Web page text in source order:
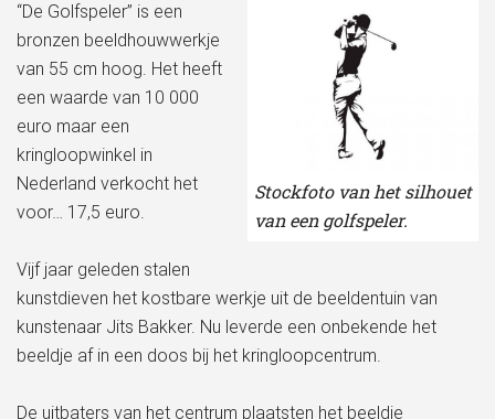
Stockfoto van het silhouet
van een golfspeler.
“De Golfspeler” is een
bronzen beeldhouwwerkje
van 55 cm hoog. Het heeft
een waarde van 10 000
euro maar een
kringloopwinkel in
Nederland verkocht het
voor… 17,5 euro.
Vijf jaar geleden stalen
kunstdieven het kostbare werkje uit de beeldentuin van
kunstenaar Jits Bakker. Nu leverde een onbekende het
beeldje af in een doos bij het kringloopcentrum.
De uitbaters van het centrum plaatsten het beeldje